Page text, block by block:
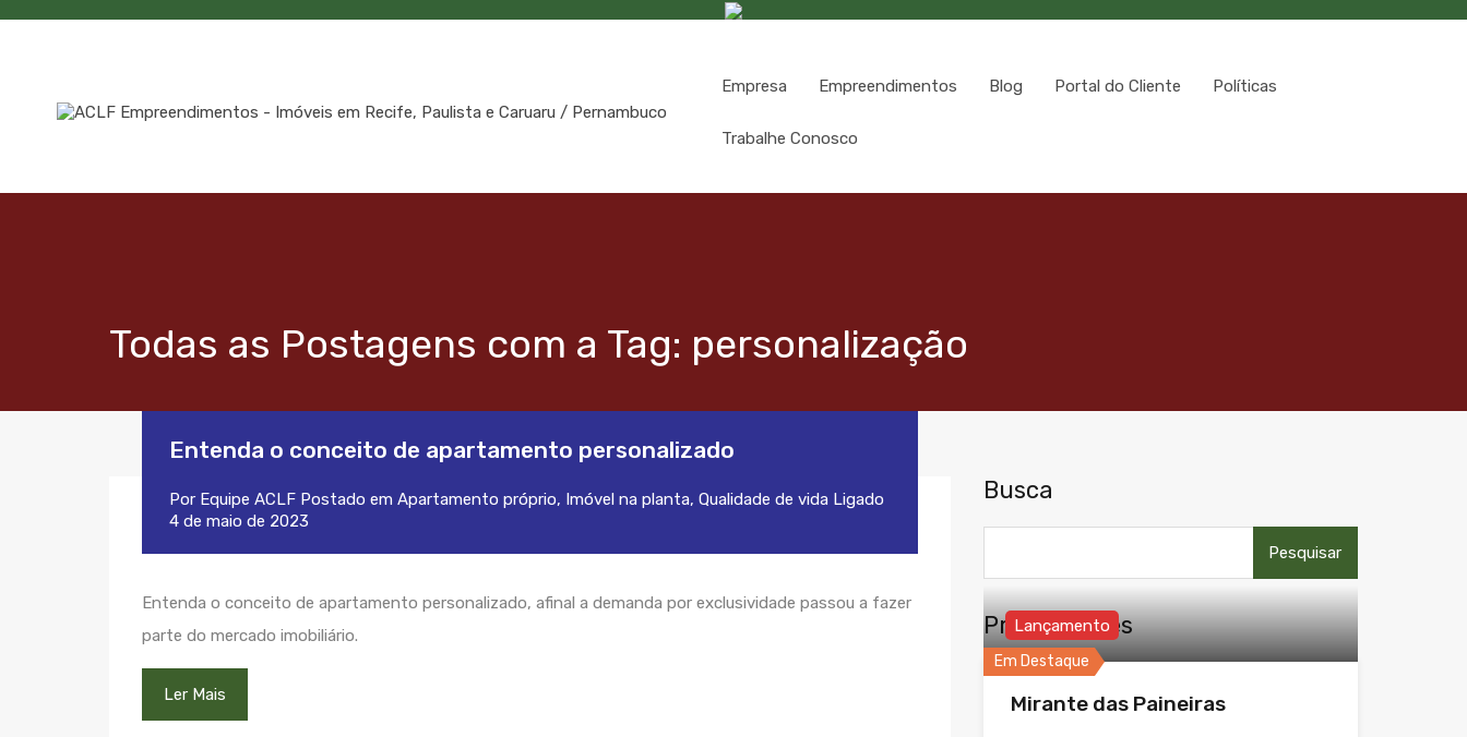
Empresa Empreendimentos Blog Portal do Cliente Políticas
Trabalhe Conosco
Todas as Postagens com a Tag: personalização
Entenda o conceito de apartamento personalizado
Por Equipe ACLF Postado em Apartamento próprio, Imóvel na planta, Qualidade de vida Ligado
4 de maio de 2023
Entenda o conceito de apartamento personalizado, afinal a demanda por exclusividade passou a fazer
parte do mercado imobiliário.
Ler Mais
Busca
por:
Propriedades
Em Destaque
Lançamento
Mirante das Paineiras